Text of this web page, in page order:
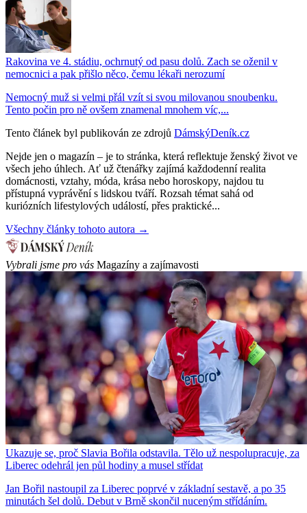
Rakovina ve 4. stádiu, ochrnutý od pasu dolů. Zach se oženil v
nemocnici a pak přišlo něco, čemu lékaři nerozumí
Nemocný muž si velmi přál vzít si svou milovanou snoubenku.
Tento počin pro ně ovšem znamenal mnohem víc,...
Tento článek byl publikován ze zdrojů DámskýDeník.cz
Nejde jen o magazín – je to stránka, která reflektuje ženský život ve
všech jeho úhlech. Ať už čtenářky zajímá každodenní realita
domácnosti, vztahy, móda, krása nebo horoskopy, najdou tu
přístupná vyprávění s lidskou tváří. Rozsah témat sahá od
kuriózních lifestylových událostí, přes praktické...
Všechny články tohoto autora →
Vybrali jsme pro vás Magazíny a zajímavosti
Ukazuje se, proč Slavia Bořila odstavila. Tělo už nespolupracuje, za
Liberec odehrál jen půl hodiny a musel střídat
Jan Bořil nastoupil za Liberec poprvé v základní sestavě, a po 35
minutách šel dolů. Debut v Brně skončil nuceným střídáním.